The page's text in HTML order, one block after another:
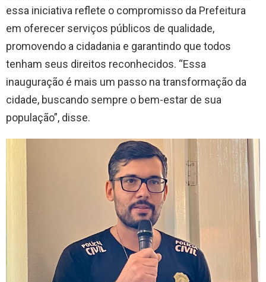
essa iniciativa reflete o compromisso da Prefeitura
em oferecer serviços públicos de qualidade,
promovendo a cidadania e garantindo que todos
tenham seus direitos reconhecidos. “Essa
inauguração é mais um passo na transformação da
cidade, buscando sempre o bem-estar de sua
população”, disse.